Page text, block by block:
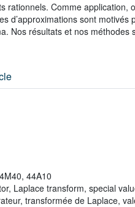
rationnels. Comme
d’approximations sont motivés
Nos résultats et nos
44A10
Laplace transform, special
transformée de Laplace,